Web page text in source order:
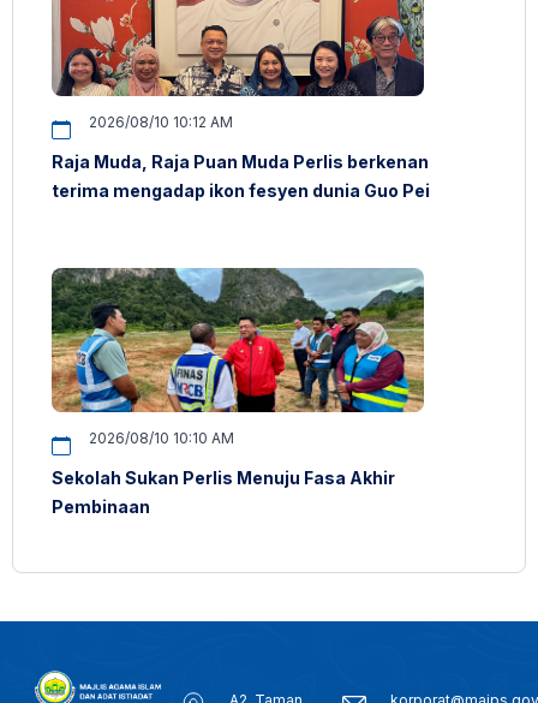
2026/08/10 10:12 AM
Raja Muda, Raja Puan Muda Perlis berkenan
terima mengadap ikon fesyen dunia Guo Pei
2026/08/10 10:10 AM
Sekolah Sukan Perlis Menuju Fasa Akhir
Pembinaan